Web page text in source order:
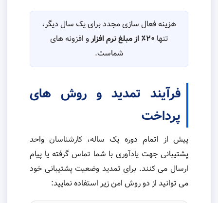
هزینه فعال سازی مجدد برای یک سال دیگر،
تنها ۲۰٪ از مبلغ نرم افزار
و افزونه های
شماست.
فرآیند تمدید و روش های
پرداخت
پیش از اتمام دوره یک ساله، کارشناسان واحد
پشتیبانی جهت یادآوری با شما تماس گرفته یا پیام
ارسال می کنند. برای تمدید وضعیت پشتیبانی خود
می توانید از دو روش امن زیر استفاده نمایید: